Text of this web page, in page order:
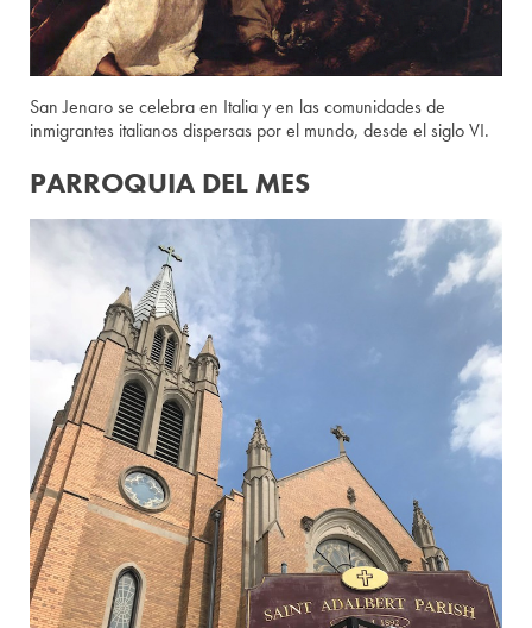
San Jenaro se celebra en Italia y en las comunidades de
inmigrantes italianos dispersas por el mundo, desde el siglo VI.
PARROQUIA DEL MES